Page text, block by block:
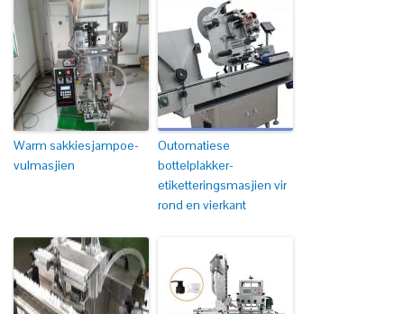
Warm sakkiesjampoe-
vulmasjien
Outomatiese
bottelplakker-
etiketteringsmasjien vir
rond en vierkant